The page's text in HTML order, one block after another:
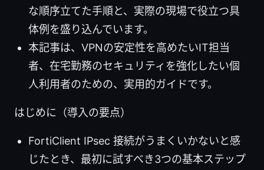
な順序立てた手順と、実際の現場で役立つ具
体例を盛り込んでいます。
本記事は、VPNの安定性を高めたいIT担当
者、在宅勤務のセキュリティを強化したい個
人利用者のための、実用的ガイドです。
はじめに（導入の要点）
FortiClient IPsec 接続がうまくいかないと感
じたとき、最初に試すべき3つの基本ステップ